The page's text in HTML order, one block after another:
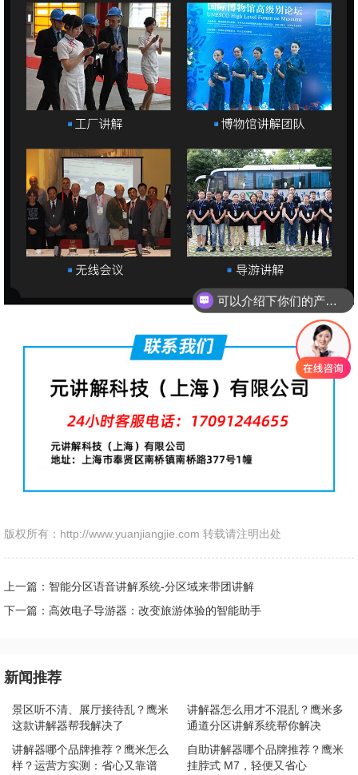
版权所有：http://www.yuanjiangjie.com 转载请注明出处
上一篇：智能分区语音讲解系统-分区域来带团讲解
下一篇：高效电子导游器：改变旅游体验的智能助手
新闻推荐
景区听不清、展厅接待乱？鹰米
这款讲解器帮我解决了
讲解器怎么用才不混乱？鹰米多
通道分区讲解系统帮你解决
讲解器哪个品牌推荐？鹰米怎么
样？运营方实测：省心又靠谱
自助讲解器哪个品牌推荐？鹰米
挂脖式 M7，轻便又省心
可以介绍下你们的产品么
你们是怎么收费的呢